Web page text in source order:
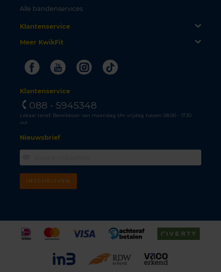
Alle bandenservices
Klantenservice
Meer KwikFit
FacebookYoutubeInstagram
Tiktok
Klantenservice
088 - 5945348
Lokaal tarief. Bereikbaar van maandag t/m vrijdag tussen 08.00 - 17.30
uur.
Nieuwsbrief
INSCHRIJVEN